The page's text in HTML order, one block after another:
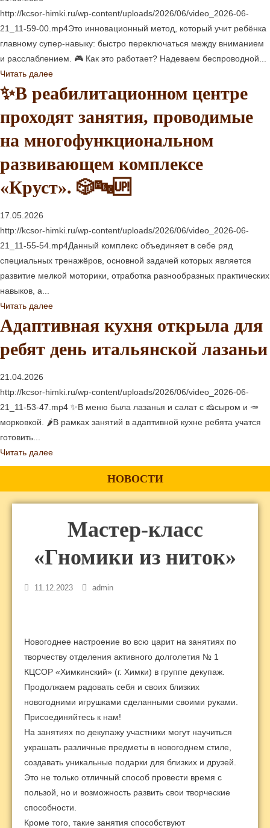
http://kcsor-himki.ru/wp-content/uploads/2026/06/video_2026-06-
21_11-59-00.mp4Это инновационный метод, который учит ребёнка
главному супер-навыку: быстро переключаться между вниманием
и расслаблением. 🎮 Как это работает? Надеваем беспроводной...
Читать далее
✨В реабилитационном центре
проходят занятия, проводимые
на многофункциональном
развивающем комплексе
«Круст». 🎲🔤🆙
17.05.2026
http://kcsor-himki.ru/wp-content/uploads/2026/06/video_2026-06-
21_11-55-54.mp4Данный комплекс объединяет в себе ряд
специальных тренажёров, основной задачей которых является
развитие мелкой моторики, отработка разнообразных практических
навыков, а...
Читать далее
Адаптивная кухня открыла для
ребят день итальянской лазаньи
21.04.2026
http://kcsor-himki.ru/wp-content/uploads/2026/06/video_2026-06-
21_11-53-47.mp4 ✨В меню была лазанья и салат с 🧀сыром и 🥕
морковкой. 🌶В рамках занятий в адаптивной кухне ребята учатся
готовить...
Читать далее
НОВОСТИ
Мастер-класс
«Гномики из ниток»
11.12.2023 admin
Новогоднее настроение во всю царит на занятиях по
творчеству отделения активного долголетия № 1
КЦСОР «Химкинский» (г. Химки) в группе декупаж.
Продолжаем радовать себя и своих близких
новогодними игрушками сделанными своими руками.
Присоединяйтесь к нам!
На занятиях по декупажу участники могут научиться
украшать различные предметы в новогоднем стиле,
создавать уникальные подарки для близких и друзей.
Это не только отличный способ провести время с
пользой, но и возможность развить свои творческие
способности.
Кроме того, такие занятия способствуют